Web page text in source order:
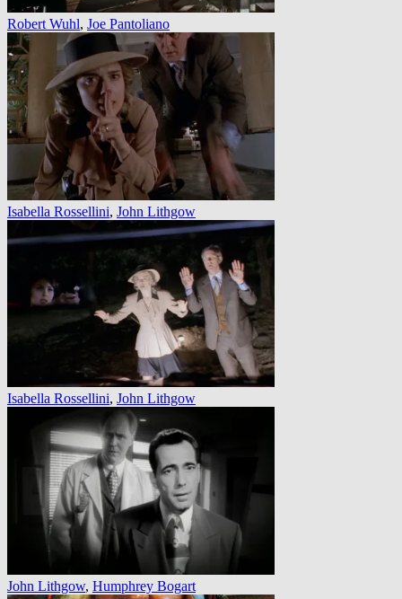
Robert Wuhl, Joe Pantoliano
Isabella Rossellini, John Lithgow
Isabella Rossellini, John Lithgow
John Lithgow, Humphrey Bogart